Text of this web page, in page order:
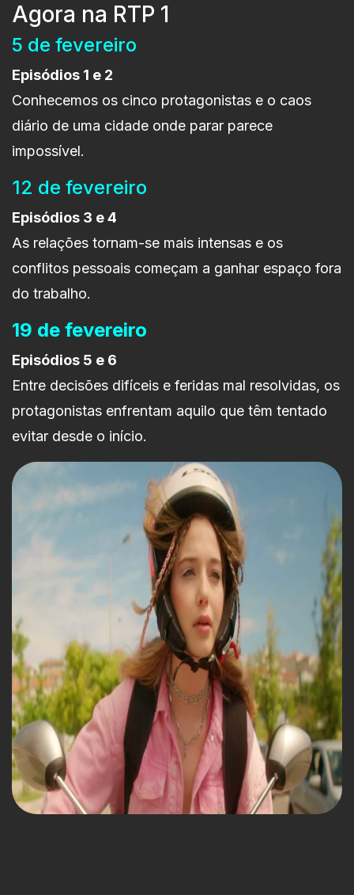
Agora na RTP 1
5 de fevereiro
Episódios 1 e 2
Conhecemos os cinco protagonistas e o caos
diário de uma cidade onde parar parece
impossível.
12 de fevereiro
Episódios 3 e 4
As relações tornam-se mais intensas e os
conflitos pessoais começam a ganhar espaço fora
do trabalho.
19 de fevereiro
Episódios 5 e 6
Entre decisões difíceis e feridas mal resolvidas, os
protagonistas enfrentam aquilo que têm tentado
evitar desde o início.